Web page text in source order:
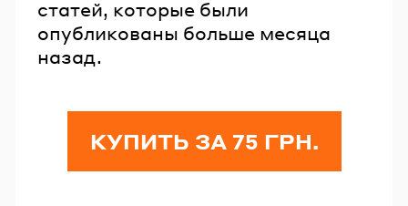
статей, которые были
опубликованы больше месяца
назад.
КУПИТЬ ЗА 75 ГРН.